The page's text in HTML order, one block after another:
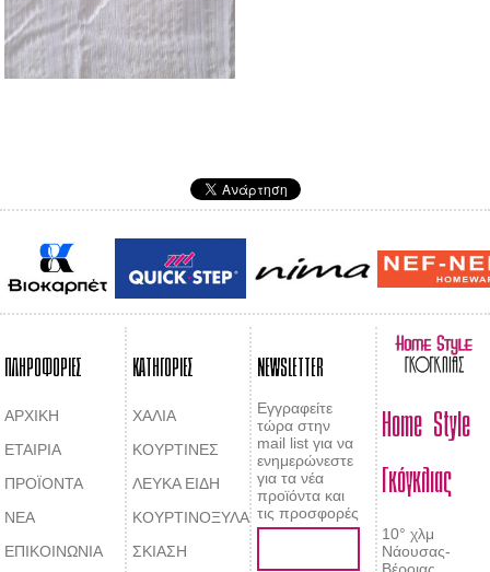
ΠΛΗΡΟΦΟΡΙΕΣ
ΑΡΧΙΚΗ
ΕΤΑΙΡΙΑ
ΠΡΟΪΟΝΤΑ
ΝΕΑ
ΕΠΙΚΟΙΝΩΝΙΑ
ΚΑΤΗΓΟΡΙΕΣ
ΧΑΛΙΑ
ΚΟΥΡΤΙΝΕΣ
ΛΕΥΚΑ ΕΙΔΗ
ΚΟΥΡΤΙΝΟΞΥΛΑ
ΣΚΙΑΣΗ
NEWSLETTER
Εγγραφείτε
τώρα στην
mail list για να
ενημερώνεστε
για τα νέα
προϊόντα και
τις προσφορές
Home Style
Γκόγκλιας
10° χλμ
Νάουσας-